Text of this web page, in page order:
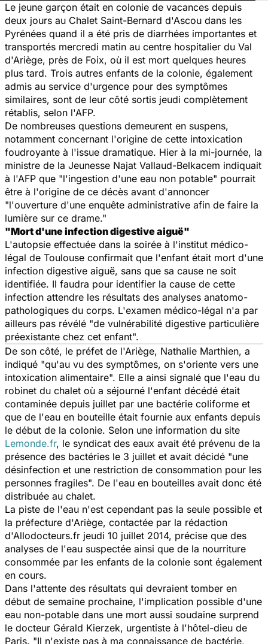
Le jeune garçon était en colonie de vacances depuis
deux jours au Chalet Saint-Bernard d'Ascou dans les
Pyrénées quand il a été pris de diarrhées importantes et
transportés mercredi matin au centre hospitalier du Val
d'Ariège, près de Foix, où il est mort quelques heures
plus tard. Trois autres enfants de la colonie, également
admis au service d'urgence pour des symptômes
similaires, sont de leur côté sortis jeudi complètement
rétablis, selon l'AFP.
De nombreuses questions demeurent en suspens,
notamment concernant l'origine de cette intoxication
foudroyante à l'issue dramatique. Hier à la mi-journée, la
ministre de la Jeunesse Najat Vallaud-Belkacem indiquait
à l'AFP que "l'ingestion d'une eau non potable" pourrait
être à l'origine de ce décès avant d'annoncer
"l'ouverture d'une enquête administrative afin de faire la
lumière sur ce drame."
"Mort d'une infection digestive aiguë"
L'autopsie effectuée dans la soirée à l'institut médico-
légal de Toulouse confirmait que l'enfant était mort d'une
infection digestive aiguë, sans que sa cause ne soit
identifiée. Il faudra pour identifier la cause de cette
infection attendre les résultats des analyses anatomo-
pathologiques du corps. L'examen médico-légal n'a par
ailleurs pas révélé "de vulnérabilité digestive particulière
préexistante chez cet enfant".
De son côté, le préfet de l'Ariège, Nathalie Marthien, a
indiqué "qu'au vu des symptômes, on s'oriente vers une
intoxication alimentaire". Elle a ainsi signalé que l'eau du
robinet du chalet où a séjourné l'enfant décédé était
contaminée depuis juillet par une bactérie coliforme et
que de l'eau en bouteille était fournie aux enfants depuis
le début de la colonie. Selon une information du site
Lemonde.fr, le syndicat des eaux avait été prévenu de la
présence des bactéries le 3 juillet et avait décidé "une
désinfection et une restriction de consommation pour les
personnes fragiles". De l'eau en bouteilles avait donc été
distribuée au chalet.
La piste de l'eau n'est cependant pas la seule possible et
la préfecture d'Ariège, contactée par la rédaction
d'Allodocteurs.fr jeudi 10 juillet 2014, précise que des
analyses de l'eau suspectée ainsi que de la nourriture
consommée par les enfants de la colonie sont également
en cours.
Dans l'attente des résultats qui devraient tomber en
début de semaine prochaine, l'implication possible d'une
eau non-potable dans une mort aussi soudaine surprend
le docteur Gérald Kierzek, urgentiste à l'hôtel-dieu de
Paris. "Il n'existe pas à ma connaissance de bactérie,